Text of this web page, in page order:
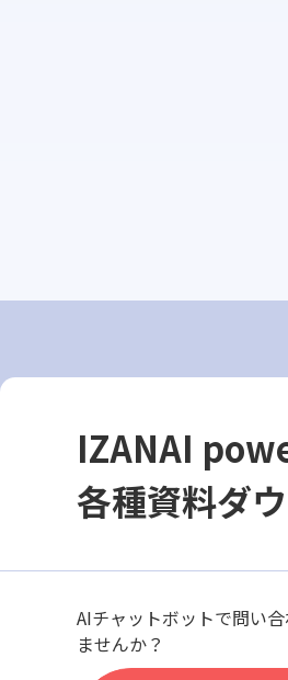
IZANAI
各種資料ダ
AIチャットボットで問い
ませんか？